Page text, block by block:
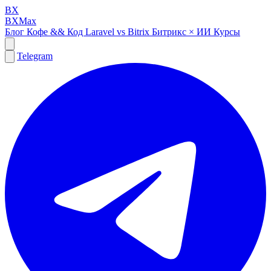
BX
BXMax
Блог Кофе && Код Laravel vs Bitrix Битрикс × ИИ Курсы
Telegram